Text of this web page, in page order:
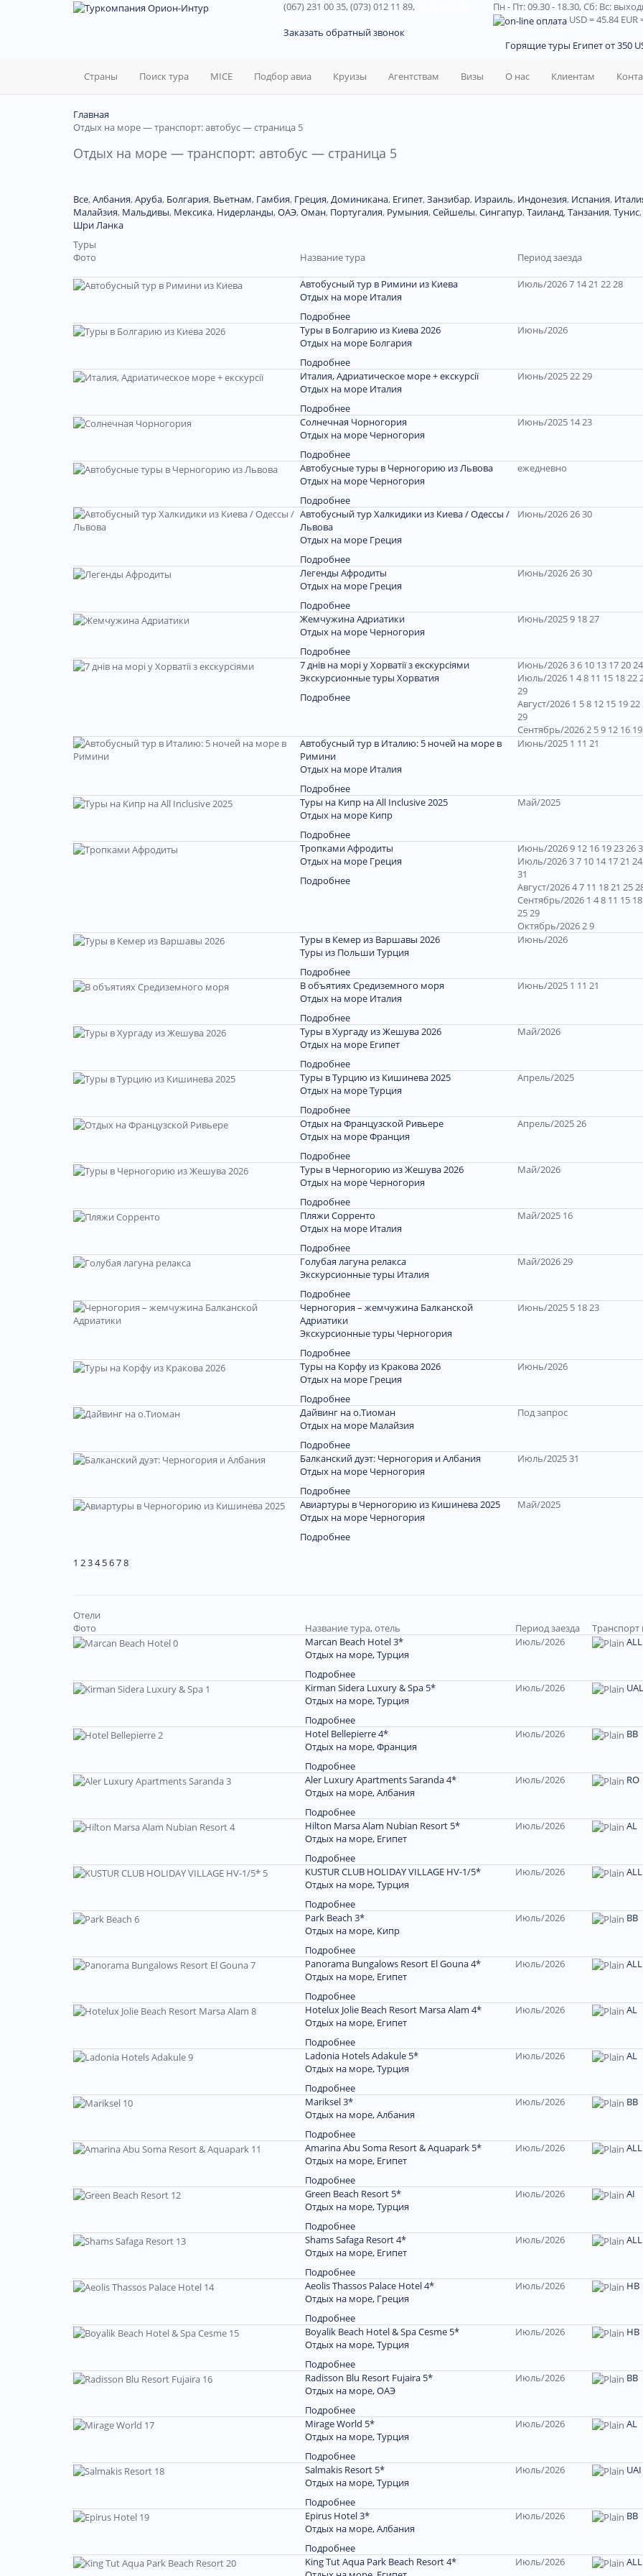
(067) 231 00 35, (073) 012 11 89,
Заказать обратный звонок
Пн - Пт: 09.30 - 18.30,Сб: Вс:
USD= 45.84EUR
Горящие туры Египет от 350
Страны Поиск тура MICE Подбор авиа Круизы Агентствам Визы О нас Клиентам
Главная
Отдых на море — транспорт: автобус — страница 5
Отдых на море — транспорт: автобус — страница 5
Все,Албания,Аруба, Болгария, Вьетнам, Гамбия, Греция,Доминиканa, Египет,Занзибар, Израиль, Индонезия, Испания,
Малайзия, Мальдивы, Мексика, Нидерланды,ОАЭ,Оман, Португалия, Румыния,Сейшелы,Сингапур,Таиланд,Танзания,Тунис,
Шри Ланка
Туры
Фото
Название тура Период заезда
Автобусный тур в Римини из Киева
Отдых на море Италия
Подробнее
Июль/2026 7 14 21 22 28
Туры в Болгарию из Киева 2026
Отдых на море Болгария
Подробнее
Июнь/2026
Италия, Адриатическое море + екскурсії
Отдых на море Италия
Подробнее
Июнь/2025 22 29
Солнечная Чорногория
Отдых на море Черногория
Подробнее
Июнь/2025 14 23
Автобусные туры в Черногорию из Львова
Отдых на море Черногория
Подробнее
ежедневно
Автобусный тур Халкидики из Киева / Одессы /
Львова
Отдых на море Греция
Подробнее
Июнь/2026 26 30
Легенды Афродиты
Отдых на море Греция
Подробнее
Июнь/2026 26 30
Жемчужина Адриатики
Отдых на море Черногория
Подробнее
Июнь/2025 9 18 27
7 днів на морі у Хорватії з екскурсіями
Экскурсионные туры Хорватия
Подробнее
Июнь/2026 3 6 10 13 17 20
Июль/2026 1 4 8 11 15 18 22
29
Август/2026 1 5 8 12 15 19 22
29
Сентябрь/2026 2 5 9 12 16
Автобусный тур в Италию: 5 ночей на море в
Римини
Отдых на море Италия
Подробнее
Июнь/2025 1 11 21
Туры на Кипр на All Inclusive 2025
Отдых на море Кипр
Подробнее
Май/2025
Тропками Афродиты
Отдых на море Греция
Подробнее
Июнь/2026 9 12 16 19 23 26
Июль/2026 3 7 10 14 17 21
31
Август/2026 4 7 11 18 21 25
Сентябрь/2026 1 4 8 11 15
25 29
Октябрь/2026 2 9
Туры в Кемер из Варшавы 2026
Туры из Польши Турция
Подробнее
Июнь/2026
В объятиях Средиземного моря
Отдых на море Италия
Подробнее
Июнь/2025 1 11 21
Туры в Хургаду из Жешува 2026
Отдых на море Египет
Подробнее
Май/2026
Туры в Турцию из Кишинева 2025
Отдых на море Турция
Подробнее
Апрель/2025
Отдых на Французской Ривьере
Отдых на море Франция
Подробнее
Апрель/2025 26
Туры в Черногорию из Жешува 2026
Отдых на море Черногория
Подробнее
Май/2026
Пляжи Сорренто
Отдых на море Италия
Подробнее
Май/2025 16
Голубая лагуна релакса
Экскурсионные туры Италия
Подробнее
Май/2026 29
Черногория – жемчужина Балканской
Адриатики
Экскурсионные туры Черногория
Подробнее
Июнь/2025 5 18 23
Туры на Корфу из Кракова 2026
Отдых на море Греция
Подробнее
Июнь/2026
Дайвинг на о.Тиоман
Отдых на море Малайзия
Подробнее
Под запрос
Балканский дуэт: Черногория и Албания
Отдых на море Черногория
Подробнее
Июль/2025 31
Авиартуры в Черногорию из Кишинева 2025
Отдых на море Черногория
Подробнее
Май/2025
1 234 5678
Отели
Фото
Название тура, отель Период заезда
Транспорт
Marcan Beach Hotel 3*
Отдых на море, Турция
Подробнее
Июль/2026 ALL
Kirman Sidera Luxury & Spa 5*
Отдых на море, Турция
Подробнее
Июль/2026 UAL
Hotel Bellepierre 4*
Отдых на море, Франция
Подробнее
Июль/2026 ВВ
Aler Luxury Apartments Saranda 4*
Отдых на море, Албания
Подробнее
Июль/2026 RO
Hilton Marsa Alam Nubian Resort 5*
Отдых на море, Египет
Подробнее
Июль/2026 AL
KUSTUR CLUB HOLIDAY VILLAGE HV-1/5*
Отдых на море, Турция
Подробнее
Июль/2026 ALL
Park Beach 3*
Отдых на море, Кипр
Подробнее
Июль/2026 ВВ
Panorama Bungalows Resort El Gouna 4*
Отдых на море, Египет
Подробнее
Июль/2026 ALL
Hotelux Jolie Beach Resort Marsa Alam 4*
Отдых на море, Египет
Подробнее
Июль/2026 AL
Ladonia Hotels Adakule 5*
Отдых на море, Турция
Подробнее
Июль/2026 AL
Mariksel 3*
Отдых на море, Албания
Подробнее
Июль/2026 ВВ
Amarina Abu Soma Resort & Aquapark 5*
Отдых на море, Египет
Подробнее
Июль/2026 ALL
Green Beach Resort 5*
Отдых на море, Турция
Подробнее
Июль/2026 AI
Shams Safaga Resort 4*
Отдых на море, Египет
Подробнее
Июль/2026 ALL
Aeolis Thassos Palace Hotel 4*
Отдых на море, Греция
Подробнее
Июль/2026 HB
Boyalik Beach Hotel & Spa Cesme 5*
Отдых на море, Турция
Подробнее
Июль/2026 HB
Radisson Blu Resort Fujaira 5*
Отдых на море, ОАЭ
Подробнее
Июль/2026 ВВ
Mirage World 5*
Отдых на море, Турция
Подробнее
Июль/2026 AL
Salmakis Resort 5*
Отдых на море, Турция
Подробнее
Июль/2026 UAI
Epirus Hotel 3*
Отдых на море, Албания
Подробнее
Июль/2026 ВВ
King Tut Aqua Park Beach Resort 4*
Июль/2026 ALL